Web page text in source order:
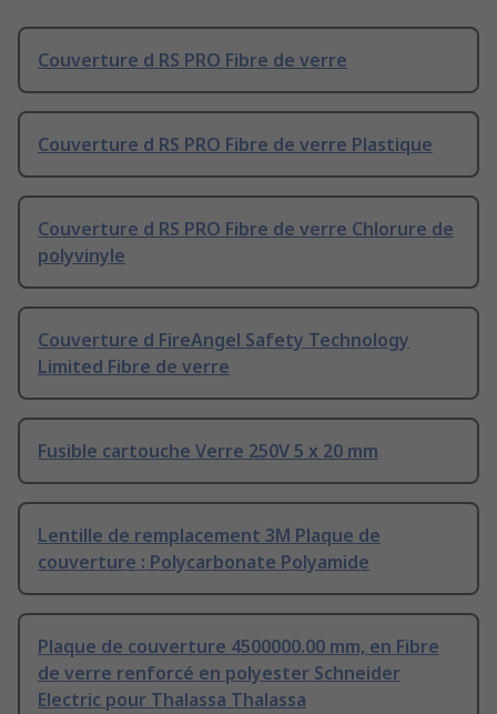
Couverture d RS PRO Fibre de verre
Couverture d RS PRO Fibre de verre Plastique
Couverture d RS PRO Fibre de verre Chlorure de
polyvinyle
Couverture d FireAngel Safety Technology
Limited Fibre de verre
Fusible cartouche Verre 250V 5 x 20 mm
Lentille de remplacement 3M Plaque de
couverture : Polycarbonate Polyamide
Plaque de couverture 4500000.00 mm, en Fibre
de verre renforcé en polyester Schneider
Electric pour Thalassa Thalassa